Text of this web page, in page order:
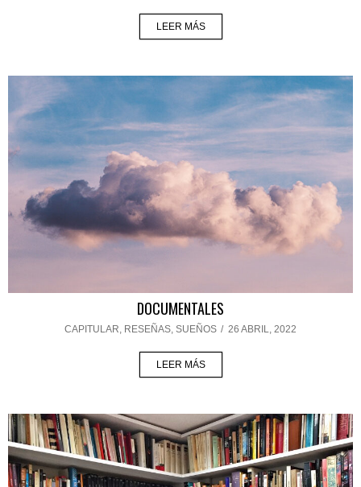
LEER MÁS
DOCUMENTALES
CAPITULAR, RESEÑAS, SUEÑOS / 26 ABRIL, 2022
LEER MÁS